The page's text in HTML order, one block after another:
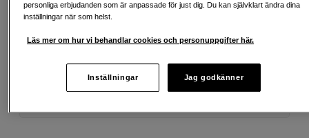
Delbetala från 177 SEK/mån via
Startavgift 579 SEK, aviavgift 45 SEK/mån tillkommer
Att låna kostar pengar! Om du inte kan betala tillbaka skulden i tid
bostad, teckna abonnemang och få nya lån. För stöd, vänd dig till budget-
och skuldrådgivningen i din kommun. Kontaktuppgifter finns på
personliga erbjudanden som är anpassade för just dig. Du kan självklart ändra dina
inställningar när som helst.
Läs mer om hur vi behandlar cookies och personuppgifter här.
Inställningar Jag godkänner